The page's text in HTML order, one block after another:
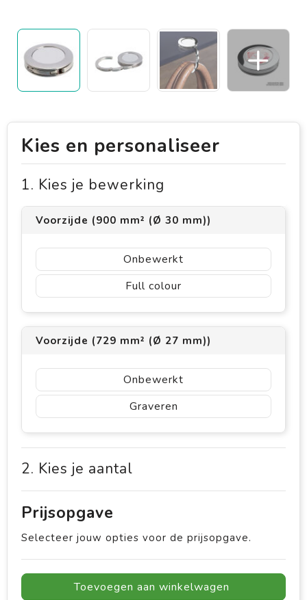
Kies en personaliseer
1. Kies je bewerking
Voorzijde (900 mm² (Ø 30 mm))
Onbewerkt
Full colour
Voorzijde (729 mm² (Ø 27 mm))
Onbewerkt
Graveren
2. Kies je aantal
Prijsopgave
Selecteer jouw opties voor de prijsopgave.
Toevoegen aan winkelwagen